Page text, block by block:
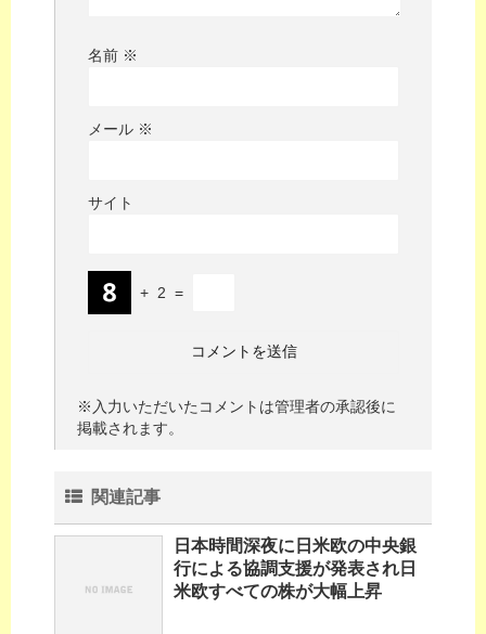
名前 ※
メール ※
サイト
+ 2 =
※入力いただいたコメントは管理者の承認後に
掲載されます。
関連記事
日本時間深夜に日米欧の中央銀
行による協調支援が発表され日
米欧すべての株が大幅上昇